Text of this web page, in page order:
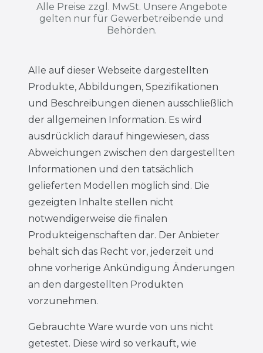
Alle Preise zzgl. MwSt. Unsere Angebote
gelten nur für Gewerbetreibende und
Behörden.
Alle auf dieser Webseite dargestellten
Produkte, Abbildungen, Spezifikationen
und Beschreibungen dienen ausschließlich
der allgemeinen Information. Es wird
ausdrücklich darauf hingewiesen, dass
Abweichungen zwischen den dargestellten
Informationen und den tatsächlich
gelieferten Modellen möglich sind. Die
gezeigten Inhalte stellen nicht
notwendigerweise die finalen
Produkteigenschaften dar. Der Anbieter
behält sich das Recht vor, jederzeit und
ohne vorherige Ankündigung Änderungen
an den dargestellten Produkten
vorzunehmen.
Gebrauchte Ware wurde von uns nicht
getestet. Diese wird so verkauft, wie